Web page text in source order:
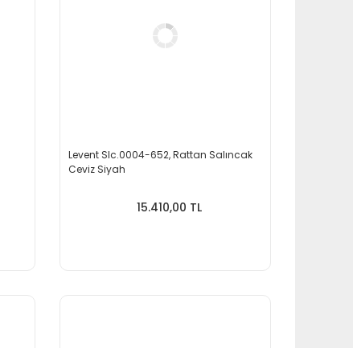
Levent Slc.0004-652, Rattan Salıncak
Ceviz Siyah
15.410,00 TL